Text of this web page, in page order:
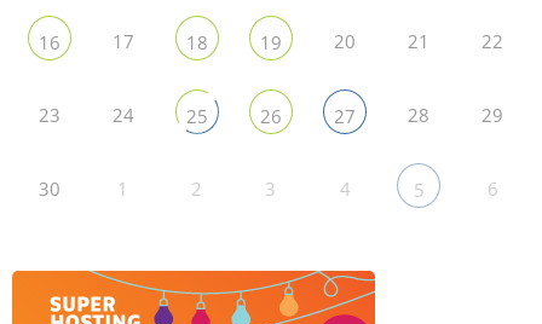
16 17 18 19 20 21 22
23 24 25 26 27 28 29
30 1 2 3 4 5 6